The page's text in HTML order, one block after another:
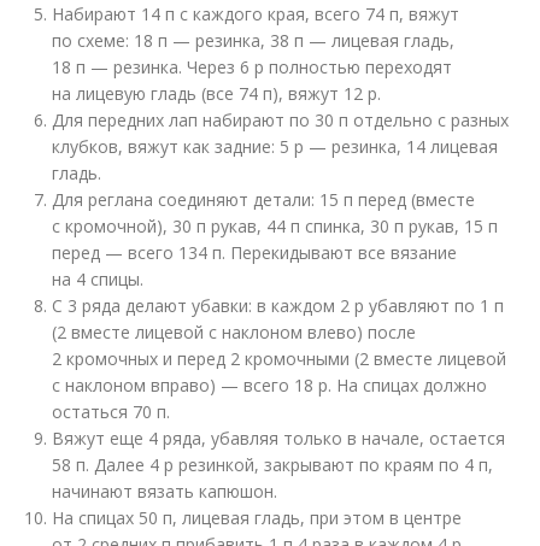
Набирают 14 п с каждого края, всего 74 п, вяжут
по схеме: 18 п — резинка, 38 п — лицевая гладь,
18 п — резинка. Через 6 р полностью переходят
на лицевую гладь (все 74 п), вяжут 12 р.
Для передних лап набирают по 30 п отдельно с разных
клубков, вяжут как задние: 5 р — резинка, 14 лицевая
гладь.
Для реглана соединяют детали: 15 п перед (вместе
с кромочной), 30 п рукав, 44 п спинка, 30 п рукав, 15 п
перед — всего 134 п. Перекидывают все вязание
на 4 спицы.
С 3 ряда делают убавки: в каждом 2 р убавляют по 1 п
(2 вместе лицевой с наклоном влево) после
2 кромочных и перед 2 кромочными (2 вместе лицевой
с наклоном вправо) — всего 18 р. На спицах должно
остаться 70 п.
Вяжут еще 4 ряда, убавляя только в начале, остается
58 п. Далее 4 р резинкой, закрывают по краям по 4 п,
начинают вязать капюшон.
На спицах 50 п, лицевая гладь, при этом в центре